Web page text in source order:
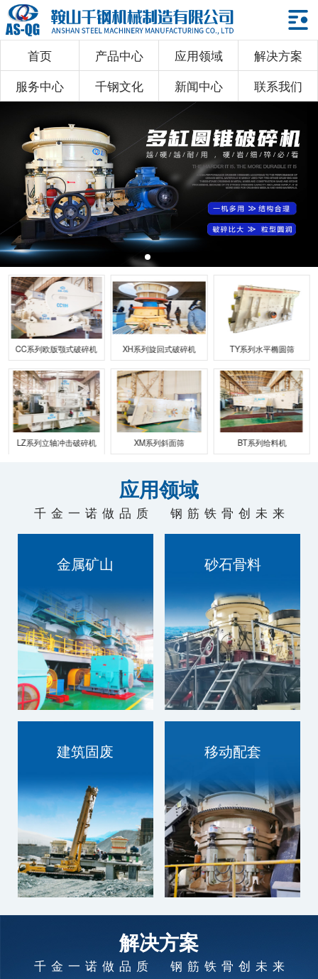
产品中心
应用领域
解决方案
服务中心
千钢文化
新闻中心
联系我们
首页 产品中心 应用领域
解决方案
服务中心
千钢文化 新闻中心 联系我们
XH系列旋回式破碎机
XM系列斜面筛
TY系列水平椭圆筛
BT系列给料机
XJ 系列曲面香蕉筛
多缸圆锥破碎机
应用领域
千金一诺做品质 钢筋铁骨创未来
金属矿山 砂石骨料
技术过硬，质量为本
建筑固废
技术过硬，质量为本
移动配套
技术过硬，质量为本
解决方案
千金一诺做品质 钢筋铁骨创未来